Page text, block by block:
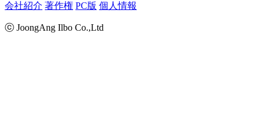
会社紹介 著作権 PC版 個人情報
ⓒ JoongAng Ilbo Co.,Ltd